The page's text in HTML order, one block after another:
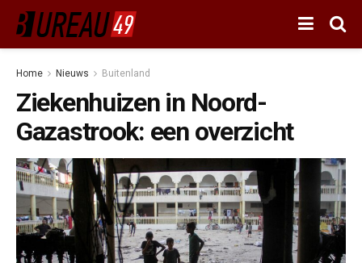
Home Nieuws Buitenland
Ziekenhuizen in Noord-
Gazastrook: een overzicht